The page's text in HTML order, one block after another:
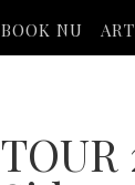
BOOK NU